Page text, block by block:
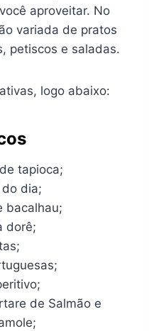
aproveitar. No
variada de pratos
petiscos e saladas.
logo abaixo:
tapioca;
dia;
bacalhau;
dorê;
de Salmão e